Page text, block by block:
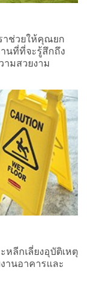
าช่วยให้คุณยก
นที่ที่จะรู้สึกถึง
มสวยงาม
ลีกเลี่ยงอุบัติเหตุ
นอาคารและ